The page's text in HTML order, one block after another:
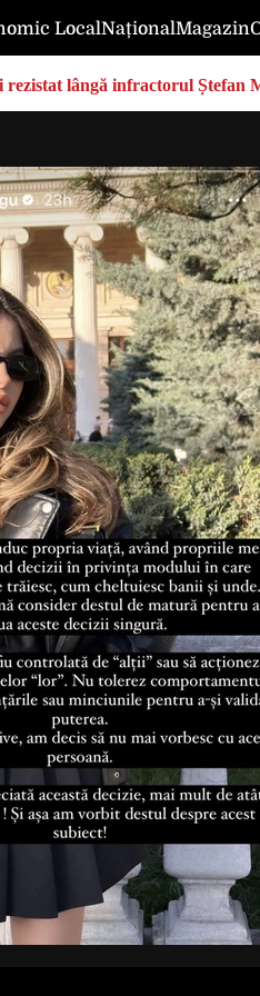
LocalNaționalMagazin
rezistat lângă infractorul